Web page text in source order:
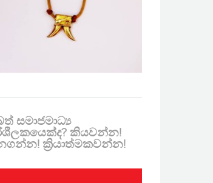
සමාජමාධ්‍ය
කියවන්න!
ක්‍රියාත්මකවන්න!